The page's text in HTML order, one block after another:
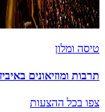
טיסה ומלון
תרבות ומוזיאונים
צפו בכל ההצעות